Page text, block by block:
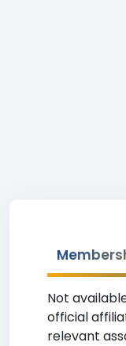
Not
official
relevant